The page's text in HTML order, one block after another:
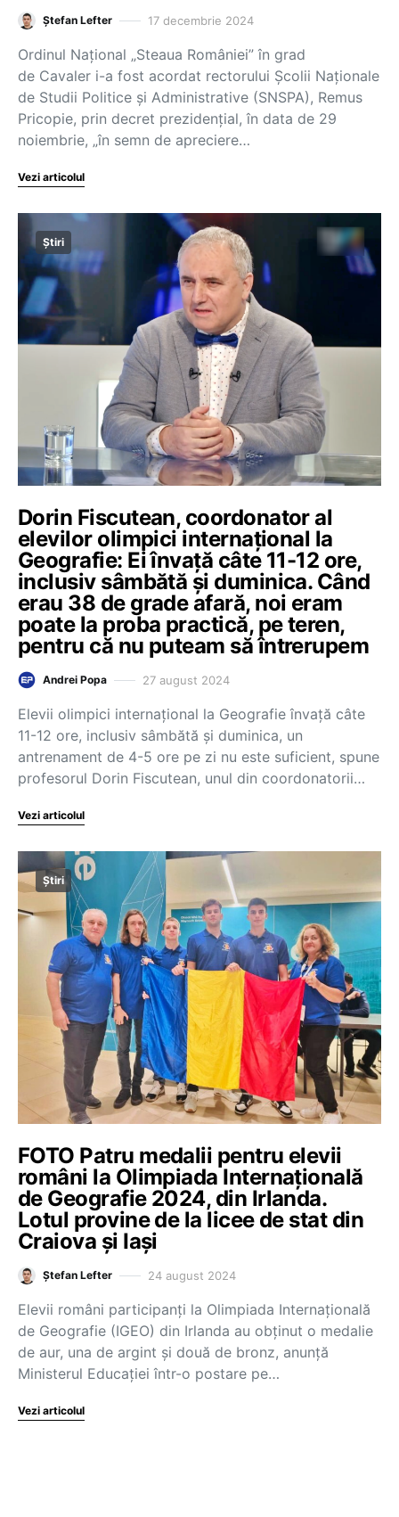
Ștefan Lefter 17 decembrie 2024
Ordinul Național „Steaua României” în grad
de Cavaler i-a fost acordat rectorului Școlii Naționale
de Studii Politice și Administrative (SNSPA), Remus
Pricopie, prin decret prezidențial, în data de 29
noiembrie, „în semn de apreciere…
Vezi articolul
Știri
Dorin Fiscutean, coordonator al
elevilor olimpici internațional la
Geografie: Ei învață câte 11-12 ore,
inclusiv sâmbătă și duminica. Când
erau 38 de grade afară, noi eram
poate la proba practică, pe teren,
pentru că nu puteam să întrerupem
Andrei Popa 27 august 2024
Elevii olimpici internațional la Geografie învață câte
11-12 ore, inclusiv sâmbătă și duminica, un
antrenament de 4-5 ore pe zi nu este suficient, spune
profesorul Dorin Fiscutean, unul din coordonatorii…
Vezi articolul
Știri
FOTO Patru medalii pentru elevii
români la Olimpiada Internațională
de Geografie 2024, din Irlanda.
Lotul provine de la licee de stat din
Craiova și Iași
Ștefan Lefter 24 august 2024
Elevii români participanți la Olimpiada Internațională
de Geografie (IGEO) din Irlanda au obținut o medalie
de aur, una de argint și două de bronz, anunță
Ministerul Educației într-o postare pe…
Vezi articolul